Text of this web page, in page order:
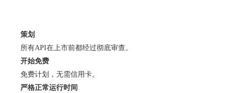
策划
所有API在上市前都经过彻底审查。
开始免费
免费计划，无需信用卡。
严格正常运行时间